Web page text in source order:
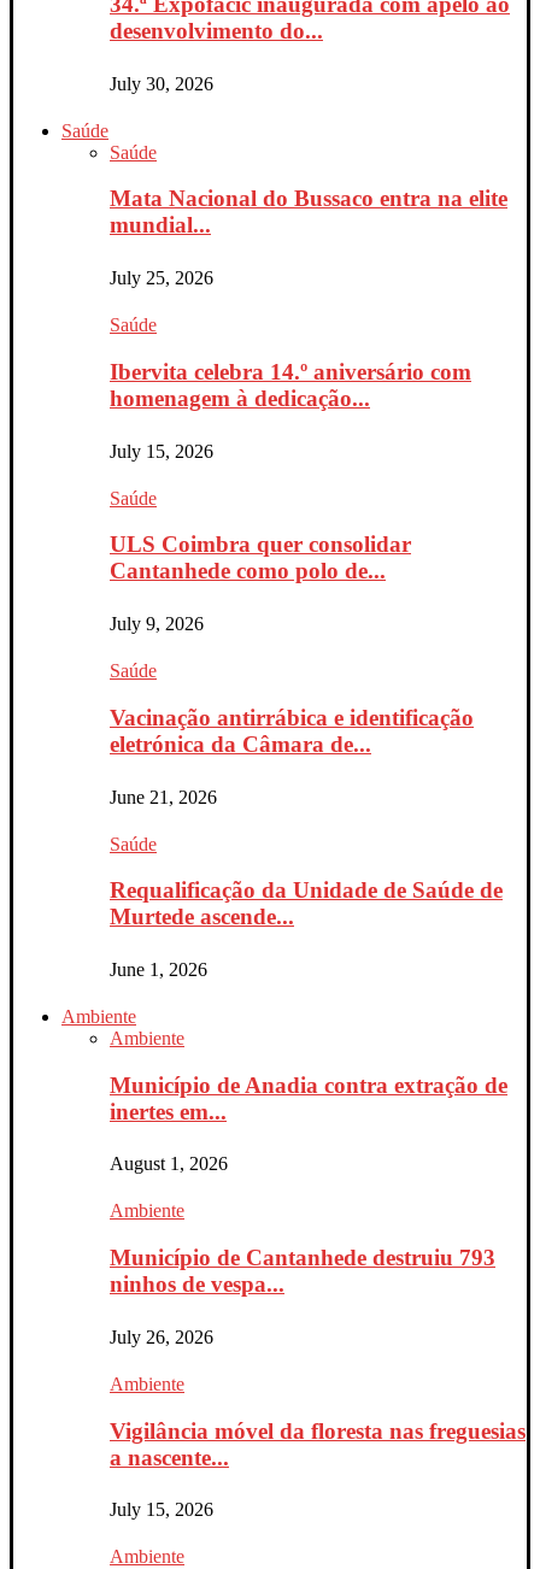
desenvolvimento do...
July 30, 2026
Saúde
Saúde
Mata Nacional do Bussaco entra na elite
mundial...
July 25, 2026
Saúde
Ibervita celebra 14.º aniversário com
homenagem à dedicação...
July 15, 2026
Saúde
ULS Coimbra quer consolidar
Cantanhede como polo de...
July 9, 2026
Saúde
Vacinação antirrábica e identificação
eletrónica da Câmara de...
June 21, 2026
Saúde
Requalificação da Unidade de Saúde de
Murtede ascende...
June 1, 2026
Ambiente
Ambiente
Município de Anadia contra extração de
inertes em...
August 1, 2026
Ambiente
Município de Cantanhede destruiu 793
ninhos de vespa...
July 26, 2026
Ambiente
Vigilância móvel da floresta nas freguesias
a nascente...
July 15, 2026
Ambiente